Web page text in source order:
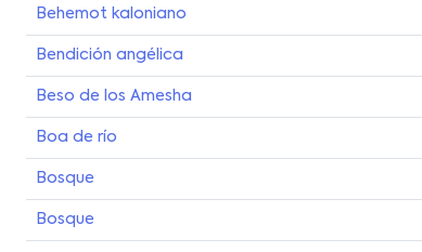
Behemot kaloniano
Bendición angélica
Beso de los Amesha
Boa de río
Bosque
Bosque